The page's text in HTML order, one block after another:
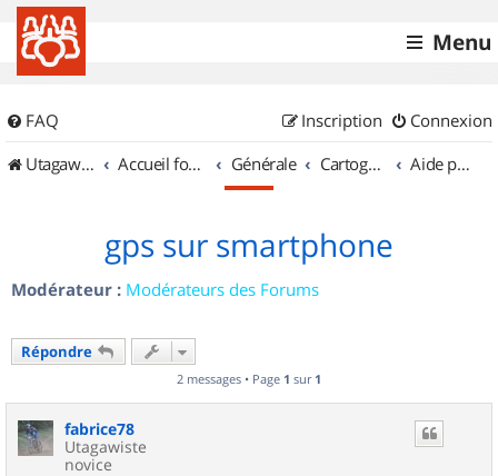
Menu
FAQ Connexion
Inscription
UtagawaVTT (Randos VTT et VTTAE avec traces GPS)
Accueil forum Générale Cartographie et GPS Aide pour l'achat d'un GPS
gps sur smartphone
Modérateur : Modérateurs des Forums
Répondre
2 messages • Page 1 sur 1
fabrice78
Utagawiste
novice